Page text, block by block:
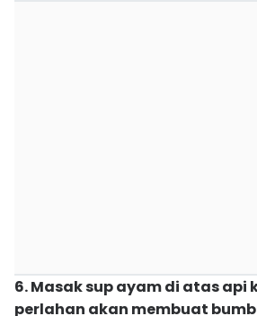
6. Masak sup ayam di atas api
perlahan akan membuat